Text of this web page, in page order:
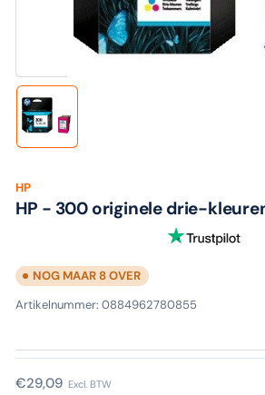
media
1
in
Laad
afbeelding
HP
HP - 300 originele drie-
NOG MAAR 8 OVER
Artikelnummer: 0884962780855
Normale
€29,09 Excl. BTW